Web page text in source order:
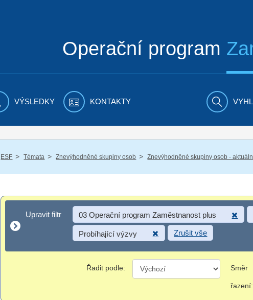
Operační program
VÝSLEDKY KONTAKTY
ESF / Témata / Znevýhodněné skupiny osob / Znevýhodněné skupiny osob -
Upravit filtr
Upravit filtr 03 Operační program Zaměstnanost plus
Probíhající výzvy Zrušit vše
Řadit podle: Směr
řazení: